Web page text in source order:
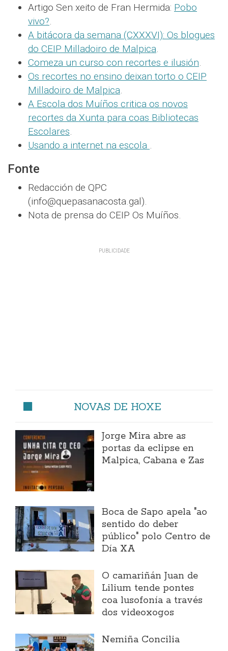
Artigo Sen xeito de Fran Hermida: Pobo
vivo?.
A bitácora da semana (CXXXVI): Os blogues
do CEIP Milladoiro de Malpica.
Comeza un curso con recortes e ilusión.
Os recortes no ensino deixan torto o CEIP
Milladoiro de Malpica.
A Escola dos Muíños critica os novos
recortes da Xunta para coas Bibliotecas
Escolares.
Usando a internet na escola .
Fonte
Redacción de QPC
(info@quepasanacosta.gal).
Nota de prensa do CEIP Os Muíños.
NOVAS DE HOXE
Jorge Mira abre as
portas da eclipse en
Malpica, Cabana e Zas
Boca de Sapo apela "ao
sentido do deber
público" polo Centro de
Día XA
O camariñán Juan de
Lilium tende pontes
coa lusofonía a través
dos videoxogos
Nemiña Concilia